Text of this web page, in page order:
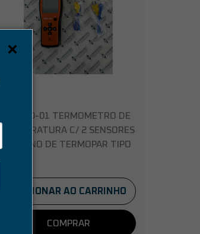
ICT-220-01 TERMOMETRO DE
TEMPERATURA C/ 2 SENSORES
EXTERNO DE TERMOPAR TIPO
ADICIONAR AO CARRINHO
COMPRAR